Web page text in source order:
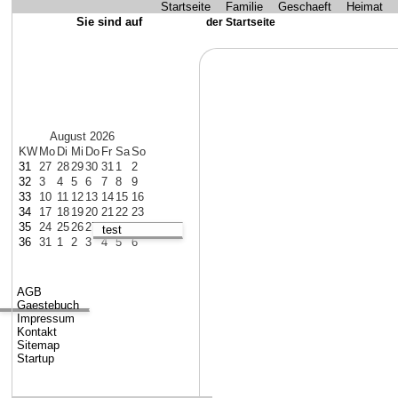
Startseite Familie Geschaeft Heimat
Sie sind auf
der Startseite
August 2026
KW Mo Di Mi Do Fr SaSo
31
27 282930 31 1
2
32
3 4 5 6 7 8
9
33
10 11 12 13 14 15 16
34
17 18 1920 2122 23
35
24 252627 2829 30
36
31 1 2 3 4 5 6
AGB
Gaestebuch
Impressum
Kontakt
Sitemap
Startup
test